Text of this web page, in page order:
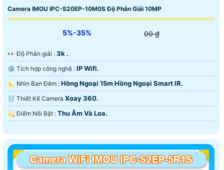
Camera IMOU IPC-S20EP-10M0S Độ Phân Giải 10MP
5%-35% 00 ₫
️👀 Độ Phân giải : 3k .
⚙ Tích hợp công nghệ : IP Wifi.
🌜 Nhìn Ban Đêm : Hồng Ngoại 15m Hồng Ngoại Smart IR.
⛓ Thiết Kế Camera Xoay 360.
️💫 Điểm Nỗi Bật : Thu Âm Và Loa.